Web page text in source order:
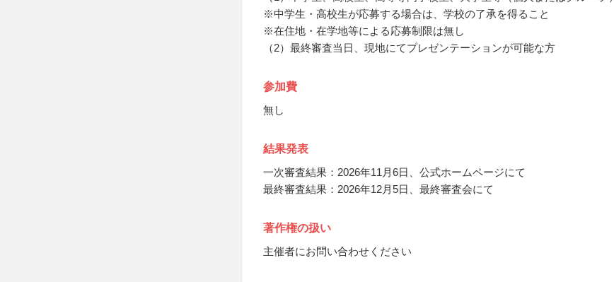
※中学生・高校生が応募する場合は、学校の了承を得ること
※在住地・在学地等による応募制限は無し
（2）最終審査当日、現地にてプレゼンテーションが可能な方
参加費
無し
結果発表
一次審査結果：2026年11月6日、公式ホームページにて
最終審査結果：2026年12月5日、最終審査会にて
著作権の扱い
主催者にお問い合わせください